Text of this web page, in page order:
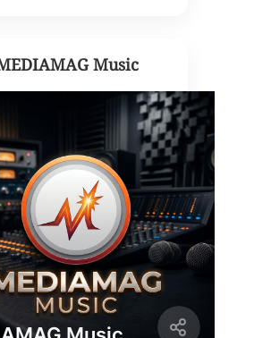
Music